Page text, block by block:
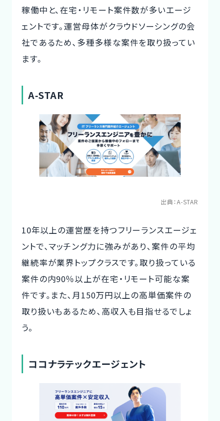
稼働中と、在宅・リモート案件数が多いエージ
ェントです。運営母体がクラウドソーシングの会
社であるため、多種多様な案件を取り扱ってい
ます。
A-STAR
出典：A-STAR
10年以上の運営歴を持つフリーランスエージェ
ントで、マッチング力に強みがあり、案件の平均
継続率が業界トップクラスです。取り扱っている
案件の内90％以上が在宅・リモート可能な案
件です。また、月150万円以上の高単価案件の
取り扱いもあるため、高収入も目指せるでしょ
う。
ココナラテックエージェント